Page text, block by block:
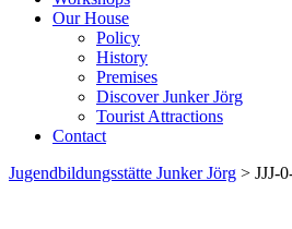
Our House
Policy
History
Premises
Discover Junker Jörg
Tourist Attractions
Contact
Jugendbildungsstätte Junker Jörg > JJJ-